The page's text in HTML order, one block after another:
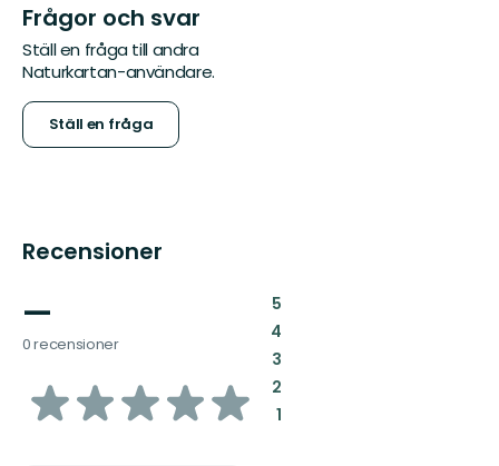
Frågor och svar
Ställ en fråga till andra
Naturkartan-användare.
Ställ en fråga
Recensioner
—
0 recensioner
av
5:
4:
3:
2:
1: